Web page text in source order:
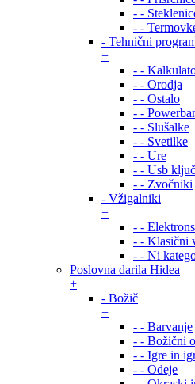
- -
- -
- Tehnični
+
- -
- - Orodja
- - Ostalo
- -
- - Slušalke
- - Svetilke
- - Ure
- - Usb
- - Zvočniki
- Vžigalniki
+
- -
- - Klasični
- - Ni
Poslovna darila Hidea
+
- Božič
+
- - Barvanje
- - Božični
- - Igre in
- - Odeje